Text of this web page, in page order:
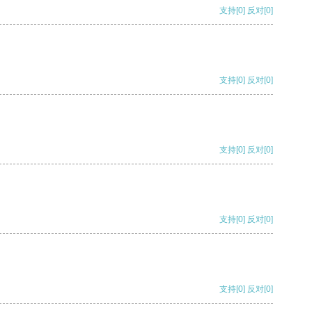
支持[0] 反对[0]
支持[0] 反对[0]
支持[0] 反对[0]
支持[0] 反对[0]
支持[0] 反对[0]